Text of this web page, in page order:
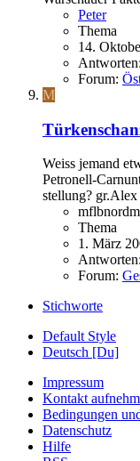
Peter
Thema
14.
Forum:
M
Weiss jemand
Petronell-
stellung? gr.Alex
Thema
1. März
Forum:
Stichworte
Default Style
Deutsch [Du]
Impressum
Kontakt
Bedingungen
Datenschutz
Hilfe